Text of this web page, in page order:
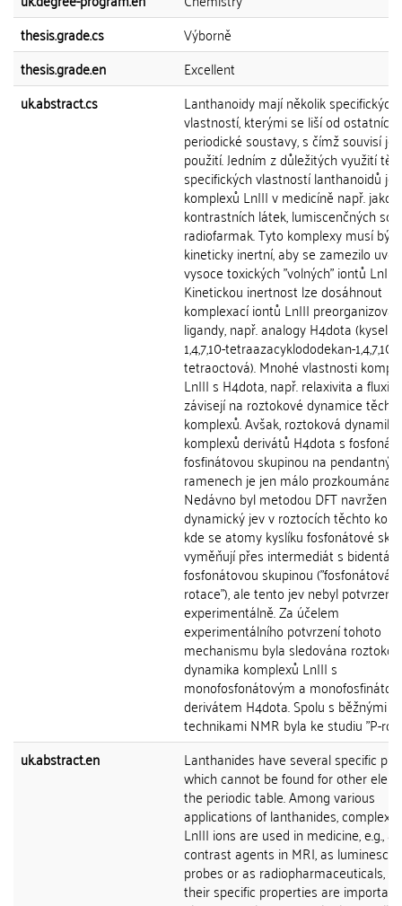
thesis.grade.cs
Výborně
thesis.grade.en
Excellent
uk.abstract.cs
Lanthanoidy mají několik specifických
vlastností, kterými se liší od ostatních
periodické soustavy, s čímž souvisí
použití. Jedním z důležitých využití
specifických vlastností lanthanoidů je
komplexů LnIII v medicíně např. jako
kontrastních látek, lumiscenčných
radiofarmak. Tyto komplexy musí být
kineticky inertní, aby se zamezilo
vysoce toxických "volných" iontů LnIII .
Kinetickou inertnost lze dosáhnout
komplexací iontů LnIII
ligandy, např. analogy H4dota
1,4,7,10-tetraazacyklododekan-1,4,7,10-
tetraoctová). Mnohé vlastnosti
LnIII s H4dota, např. relaxivita a
závisejí na roztokové dynamice těchto
komplexů. Avšak, roztoková dynamika
komplexů derivátů H4dota s
fosfinátovou skupinou na
ramenech je jen málo prozkoumána.
Nedávno byl metodou DFT navržen
dynamický jev v roztocích těchto
kde se atomy kyslíku fosfonátové
vyměňují přes intermediát s
fosfonátovou skupinou ("fosfonátová
rotace"), ale tento jev nebyl potvrzen
experimentálně. Za účelem
experimentálního potvrzení tohoto
mechanismu byla sledována
dynamika komplexů LnIII s
monofosfonátovým a
derivátem H4dota. Spolu s běžnými
technikami NMR byla ke studiu "P-
uk.abstract.en
Lanthanides have several specific
which cannot be found for other
the periodic table. Among various
applications of lanthanides,
LnIII ions are used in medicine, e.g., as
contrast agents in MRI, as
probes or as radiopharmaceuticals,
their specific properties are important.